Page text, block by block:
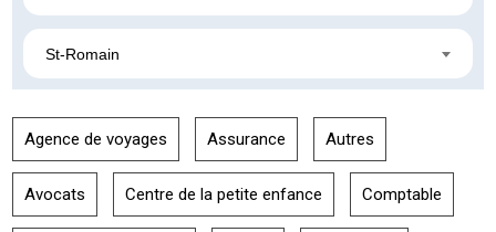
St-Romain
Agence de voyages Assurance Autres
Avocats Centre de la petite enfance Comptable